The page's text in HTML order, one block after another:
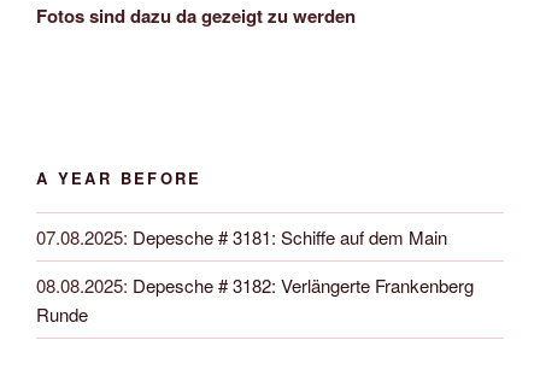
Fotos sind dazu da gezeigt zu werden
A YEAR BEFORE
07.08.2025: Depesche # 3181: Schiffe auf dem Main
08.08.2025: Depesche # 3182: Verlängerte Frankenberg
Runde